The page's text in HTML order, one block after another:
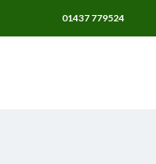
01437 779524